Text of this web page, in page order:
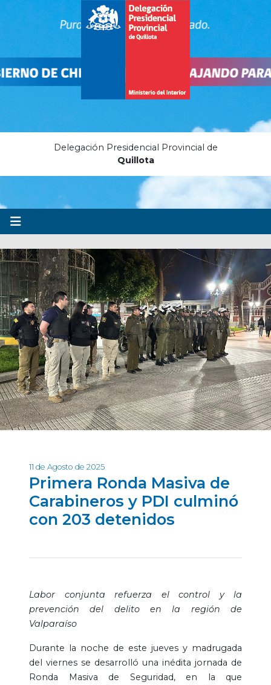
Delegación Presidencial Provincial de
Quillota
11 de Agosto de 2025
Primera Ronda Masiva de
Carabineros y PDI culminó
con 203 detenidos
Labor conjunta refuerza el control y la
prevención del delito en la región de
Valparaíso
Durante la noche de este jueves y madrugada
del viernes se desarrolló una inédita jornada de
Ronda Masiva de Seguridad, en la que